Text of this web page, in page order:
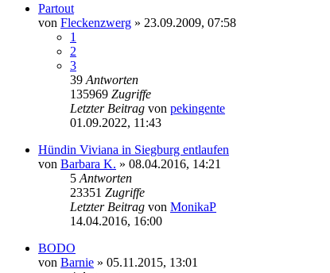
Partout
von Fleckenzwerg » 23.09.2009, 07:58
1
2
3
39 Antworten
135969 Zugriffe
Letzter Beitrag von pekingente
01.09.2022, 11:43
Hündin Viviana in Siegburg entlaufen
von Barbara K. » 08.04.2016, 14:21
5 Antworten
23351 Zugriffe
Letzter Beitrag von MonikaP
14.04.2016, 16:00
BODO
von Barnie » 05.11.2015, 13:01